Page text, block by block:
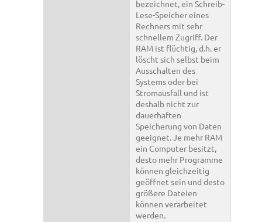
bezeichnet, ein Schreib-
Lese-Speicher eines
Rechners mit sehr
schnellem Zugriff. Der
RAM ist flüchtig, d.h. er
löscht sich selbst beim
Ausschalten des
Systems oder bei
Stromausfall und ist
deshalb nicht zur
dauerhaften
Speicherung von Daten
geeignet. Je mehr RAM
ein Computer besitzt,
desto mehr Programme
können gleichzeitig
geöffnet sein und desto
größere Dateien
können verarbeitet
werden.